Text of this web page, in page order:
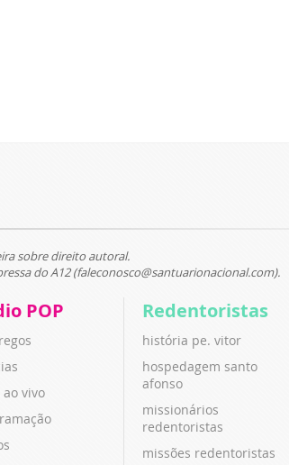
sobre direito autoral.
do A12 (faleconosco@santuarionacional.com).
POP
ao vivo
Redentoristas
história pe. vitor
hospedagem santo
afonso
missionários
redentoristas
missões redentoristas